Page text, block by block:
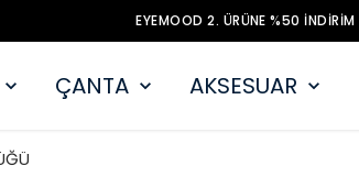
EYEMOOD 2. ÜRÜNE %50 İNDİRİM
ÇANTA AKSESUAR